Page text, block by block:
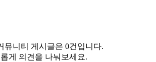
뮤니티 게시글은 0건입니다.
게 의견을 나눠보세요.